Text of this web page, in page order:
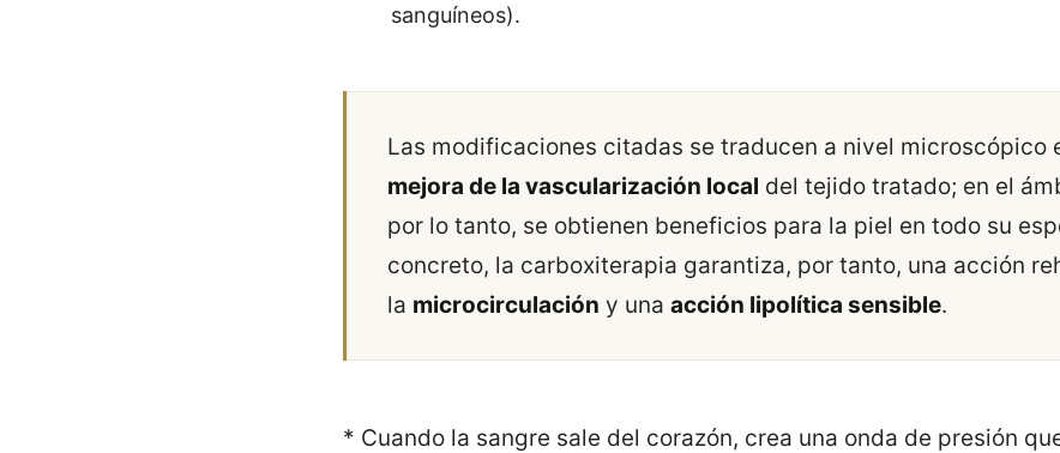
sanguíneos).
Las modificaciones citadas se traducen a nivel microscópico
mejora de la vascularización local del tejido tratado; en el
por lo tanto, se obtienen beneficios para la piel en todo su
concreto, la carboxiterapia garantiza, por tanto, una acción
la microcirculación y una acción lipolítica sensible.
* Cuando la sangre sale del corazón, crea una onda de presión